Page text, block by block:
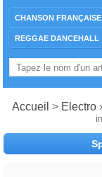
CHANSON FRANÇAISE
REGGAE DANCEHALL
Accueil > Electro ›